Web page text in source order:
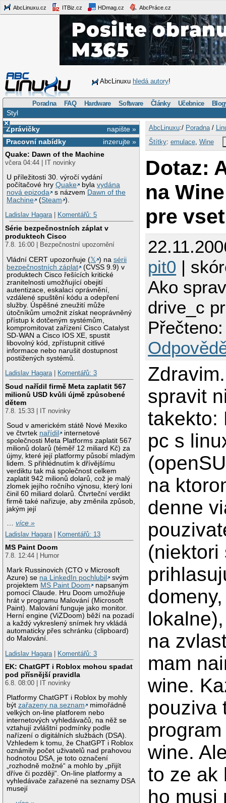
AbcLinuxu.cz ITBiz.cz HDmag.cz AbcPráce.cz
AbcLinuxu hledá autory!
Poradna FAQ Hardware Software Články Učebnice
Styl
×
napište »
Zprávičky
inzerujte »
Pracovní nabídky
Quake: Dawn of the Machine
včera 04:44 | IT novinky
U příležitosti 30. výročí vydání
počítačové hryQuake bylavydána
nová epizoda
s názvem Dawn of the
Machine
(Steam ).
Ladislav Hagara| Komentářů: 5
Série bezpečnostních záplat v
produktech Cisco
7.8. 16:00 | Bezpečnostní upozornění
Vládní CERT upozorňuje (𝕏 ) nasérii
bezpečnostních záplat
(CVSS 9.9) v
produktech Cisco řešících kritické
zranitelnosti umožňující obejití
autentizace, eskalaci oprávnění,
vzdálené spuštění kódu a odepření
služby. Úspěšné zneužití může
útočníkům umožnit získat neoprávněný
přístup k dotčeným systémům,
kompromitovat zařízení Cisco Catalyst
SD-WAN a Cisco IOS XE, spustit
libovolný kód, zpřístupnit citlivé
informace nebo narušit dostupnost
postižených systémů.
Ladislav Hagara| Komentářů: 3
Soud nařídil firmě Meta zaplatit 567
milionů USD kvůli újmě způsobené
dětem
7.8. 15:33 | IT novinky
Soud v americkém státě Nové Mexiko
ve čtvrtek nařídil
internetové
společnosti Meta Platforms zaplatit 567
milionů dolarů (téměř 12 miliard Kč) za
újmy, které její platformy působí mladým
lidem. S přihlédnutím k dřívějšímu
verdiktu tak má společnost celkem
zaplatit 942 milionů dolarů, což je malý
zlomek jejího ročního výnosu, který loni
činil 60 miliard dolarů. Čtvrteční verdikt
firmě také nařizuje, aby změnila způsob,
jakým její
…více »
Ladislav Hagara
Komentářů: 13
MS Paint Doom
7.8. 12:44 | Humor
Mark Russinovich (CTO v Microsoft
Azure) se na LinkedIn pochlubil
svým
projektem MS Paint Doom
napsaným
pomocí Claude. Hru Doom umožňuje
hrát v programu Malování (Microsoft
Paint). Malování funguje jako monitor.
Herní engine (ViZDoom) běží na pozadí
a každý vykreslený snímek hry vkládá
automaticky přes schránku (clipboard)
do Malování.
Ladislav Hagara
Komentářů: 3
EK: ChatGPT i Roblox mohou spadat
pod přísnější pravidla
6.8. 08:00 | IT novinky
Platformy ChatGPT i Roblox by mohly
býtzařazeny na seznam
mimořádně
velkých on-line platforem nebo
internetových vyhledávačů, na něž se
vztahují zvláštní podmínky podle
nařízení o digitálních službách (DSA).
Vzhledem k tomu, že ChatGPT i Roblox
oznámily počet uživatelů nad prahovou
hodnotou DSA, je toto označení
„rozhodně možné“ a mohlo by „přijít
dříve či později“. On-line platformy a
vyhledávače zařazené na seznamy DSA
musejí
AbcLinuxu:/ Poradna/
Štítky: emulace, Wine
Dotaz:
na
pre
pit0 |
Ako
drive_c
spravit
takekto:
pc s
na
denne
(niektori
na
mam
wine.
pouziva
wine.
to ze ak
ho musi